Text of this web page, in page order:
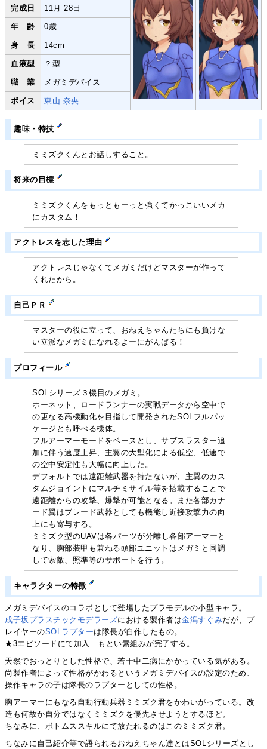
完成日 11月 28日
年 齢 0歳
身 長 14cm
血液型 ？型
職 業 メガミデバイス
ボイス 東山 奈央
趣味・特技
ミミズクくんとお話しすること。
将来の目標
ミミズクくんをもっともーっと強くてかっこいいメカ
にカスタム！
アクトレスを志した理由
アクトレスじゃなくてメガミだけどマスターが作って
くれたから。
自己ＰＲ
マスターの役に立って、おねえちゃんたちにも負けな
い立派なメガミになれるよーにがんばる！
プロフィール
SOLシリーズ３機目のメガミ。
ホーネット、ロードランナーの実戦データから空中で
の更なる高機動化を目指して開発されたSOLフルパッ
ケージとも呼べる機体。
フルアーマーモードをベースとし、サブスラスター追
加に伴う速度上昇、主翼の大型化による低空、低速で
の空中安定性も大幅に向上した。
デフォルトでは遠距離武器を持たないが、主翼のカス
タムジョイントにマルチミサイル等を搭載することで
遠距離からの攻撃、爆撃が可能となる。また各部カナ
ード翼はブレード武器としても機能し近接攻撃力の向
上にも寄与する。
ミミズク型のUAVは各パーツが分離し各部アーマーと
なり、胸部装甲も兼ねる頭部ユニットはメガミと同調
して索敵、照準等のサポートを行う。
キャラクターの特徴
メガミデバイスのコラボとして登場したプラモデルの小型キャラ。
成子坂プラスチックモデラーズにおける製作者は金潟すぐみだが、プ
レイヤーのSOLラプターは隊長が自作したもの。
★3エピソードにて加入…もとい素組みが完了する。
天然でおっとりとした性格で、若干中二病にかかっている気がある。
尚製作者によって性格がかわるというメガミデバイスの設定のため、
操作キャラの子は隊長のラプターとしての性格。
胸アーマーにもなる自動行動兵器ミミズク君をかわいがっている。改
造も何故か自分ではなくミミズクを優先させようとするほど。
ちなみに、ボトムススキルにて放たれるのはこのミミズク君。
ちなみに自己紹介等で語られるおねえちゃん達とはSOLシリーズとし